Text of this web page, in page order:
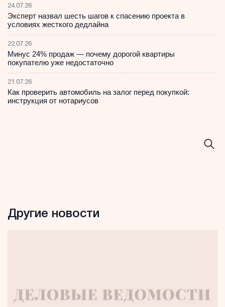
24.07.26
Эксперт назвал шесть шагов к спасению проекта в
условиях жесткого дедлайна
22.07.26
Минус 24% продаж — почему дорогой квартиры
покупателю уже недостаточно
21.07.26
Как проверить автомобиль на залог перед покупкой:
инструкция от нотариусов
Другие новости